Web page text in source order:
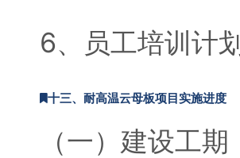
6、员工培训计划
十三、耐高温云母板项目实施进度
（一）建设工期